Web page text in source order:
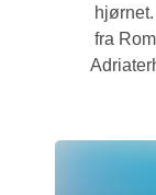
fra